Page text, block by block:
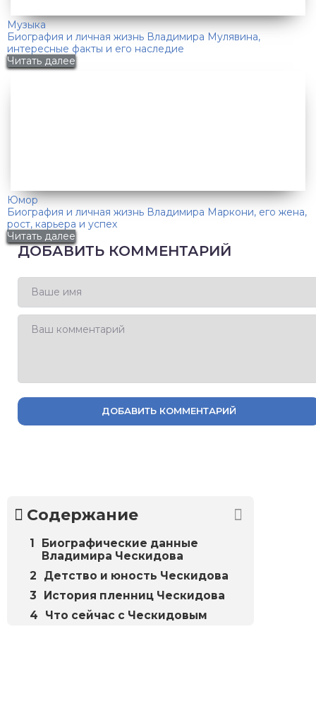
Музыка
Биография и личная жизнь Владимира Мулявина,
интересные факты и его наследие
Читать далее
Юмор
Биография и личная жизнь Владимира Маркони, его жена,
рост, карьера и успех
Читать далее
ДОБАВИТЬ КОММЕНТАРИЙ
ДОБАВИТЬ КОММЕНТАРИЙ
Содержание
Биографические данные
Владимира Ческидова
Детство и юность Ческидова
История пленниц Ческидова
Что сейчас с Ческидовым